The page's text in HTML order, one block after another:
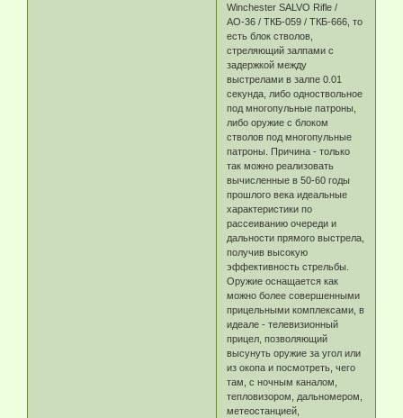
Winchester SALVO Rifle /
АО-36 / ТКБ-059 / ТКБ-666, то
есть блок стволов,
стреляющий залпами с
задержкой между
выстрелами в залпе 0.01
секунда, либо одноствольное
под многопульные патроны,
либо оружие с блоком
стволов под многопульные
патроны. Причина - только
так можно реализовать
вычисленные в 50-60 годы
прошлого века идеальные
характеристики по
рассеиванию очереди и
дальности прямого выстрела,
получив высокую
эффективность стрельбы.
Оружие оснащается как
можно более совершенными
прицельными комплексами, в
идеале - телевизионный
прицел, позволяющий
высунуть оружие за угол или
из окопа и посмотреть, чего
там, с ночным каналом,
тепловизором, дальномером,
метеостанцией,